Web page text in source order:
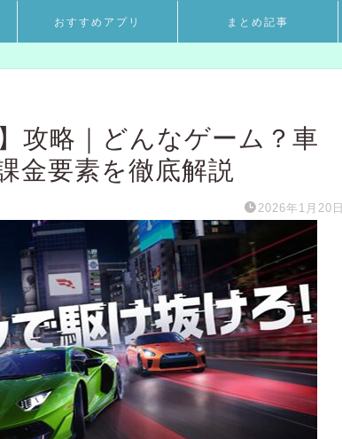
おすすめアプリ まとめ記事
攻略｜どんなゲーム？車
金要素を徹底解説
2026年1月20日